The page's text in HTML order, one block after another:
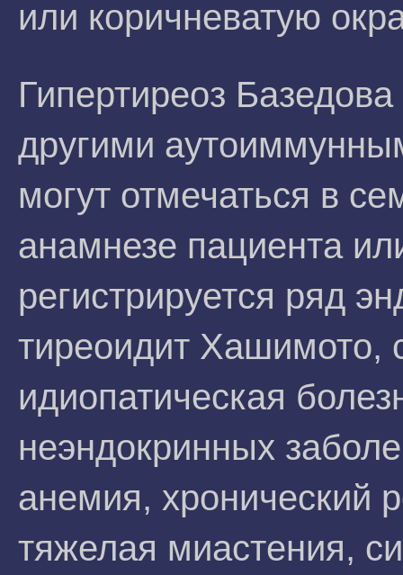
или коричневатую
Гипертиреоз
другими
могут отмечаться в
анамнезе пациента
регистрируется ряд
тиреоидит Хашимото,
идиопатическая
неэндокринных
анемия, хронический
тяжелая миастения,